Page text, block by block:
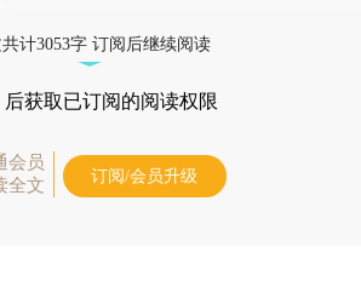
计3053字 订阅后继续阅读
后获取已订阅的阅读权限
会员
全文
订阅/会员升级